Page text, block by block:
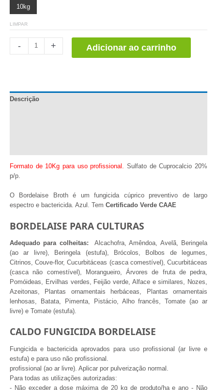
10kg
LIMPAR
-
p/p)
quantidade
+ Adicionar ao carrinho
Descrição
Formato de 10Kg para uso profissional.
Sulfato de Cuprocalcio 20%
p/p.
O Bordelaise Broth é um fungicida cúprico preventivo de largo
espectro e bactericida. Azul. Tem Certificado Verde CAAE
BORDELAISE PARA CULTURAS
Adequado para colheitas:
Alcachofra, Amêndoa, Avelã, Beringela
(ao ar livre), Beringela (estufa), Brócolos, Bolbos de legumes,
Citrinos, Couve-flor, Cucurbitáceas (casca comestível), Cucurbitáceas
(casca não comestível), Morangueiro, Árvores de fruta de pedra,
Pomóideas, Ervilhas verdes, Feijão verde, Alface e similares, Nozes,
Azeitonas, Plantas ornamentais herbáceas, Plantas ornamentais
lenhosas, Batata, Pimenta, Pistácio, Alho francês, Tomate (ao ar
livre) e Tomate (estufa).
CALDO FUNGICIDA BORDELAISE
Fungicida e bactericida aprovados para uso profissional (ar livre e
estufa) e para uso não profissional.
profissional (ao ar livre). Aplicar por pulverização normal.
Para todas as utilizações autorizadas:
- Não exceder a dose máxima de 20 kg de produto/ha e ano - Não